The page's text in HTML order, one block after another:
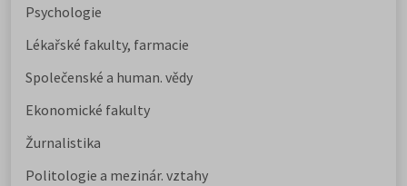
Psychologie
Lékařské fakulty, farmacie
Společenské a human. vědy
Ekonomické fakulty
Žurnalistika
Politologie a mezinár. vztahy